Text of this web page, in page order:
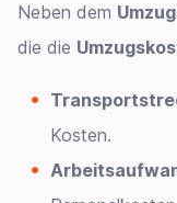
Neben dem
die die
Kosten.